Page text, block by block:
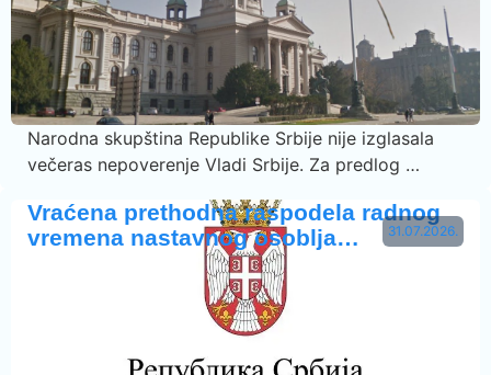
Narodna skupština Republike Srbije nije izglasala
večeras nepoverenje Vladi Srbije. Za predlog …
31.07.2026.
Vraćena prethodna raspodela radnog
vremena nastavnog osoblja…